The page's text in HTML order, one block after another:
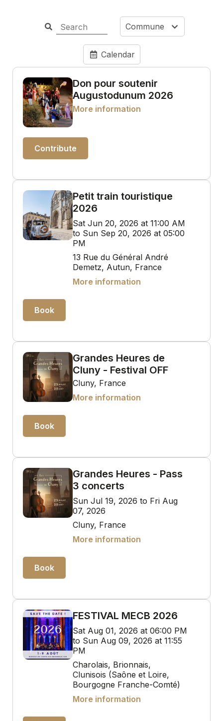
Commune
Calendar
Don pour soutenir
Augustodunum 2026
More information
Contribute
Petit train touristique
2026
Sat Jun 20, 2026 at 11:00 AM
to Sun Sep 20, 2026 at 05:00
PM
13 Rue du Général André
Demetz, Autun, France
More information
Book
Grandes Heures de
Cluny - Festival OFF
Cluny, France
More information
Book
Grandes Heures - Pass
3 concerts
Sun Jul 19, 2026 to Fri Aug
07, 2026
Cluny, France
More information
Book
FESTIVAL MECB 2026
Sat Aug 01, 2026 at 06:00 PM
to Sun Aug 09, 2026 at 11:55
PM
Charolais, Brionnais,
Clunisois (Saône et Loire,
Bourgogne Franche-Comté)
More information